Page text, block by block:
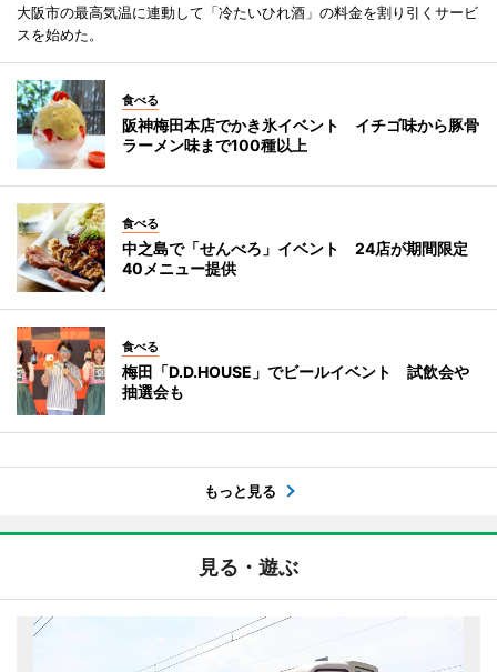
大阪市の最高気温に連動して「冷たいひれ酒」の料金を割り引くサービ
スを始めた。
食べる
阪神梅田本店でかき氷イベント イチゴ味から豚骨
ラーメン味まで100種以上
食べる
中之島で「せんべろ」イベント 24店が期間限定
40メニュー提供
食べる
梅田「D.D.HOUSE」でビールイベント 試飲会や
抽選会も
もっと見る
見る・遊ぶ